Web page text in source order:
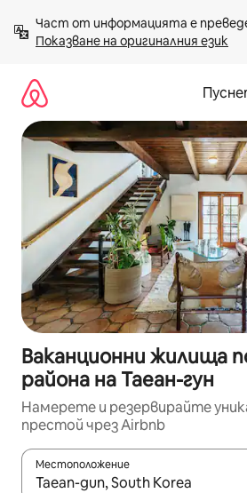
към
съдържанието
Показване на оригиналния език
Ваканционни жилища
района на Таеан-гун
Намерете и резервирайте
престой чрез Airbnb
Местоположение
Когато резултатите се